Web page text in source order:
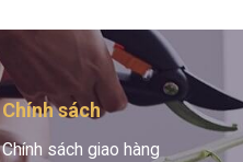
Chính sách
Chính sách giao hàng